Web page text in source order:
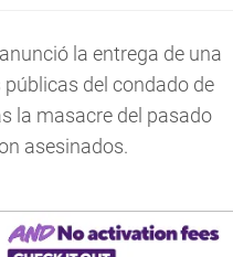
la entrega de una
del condado de
la masacre del pasado
asesinados.